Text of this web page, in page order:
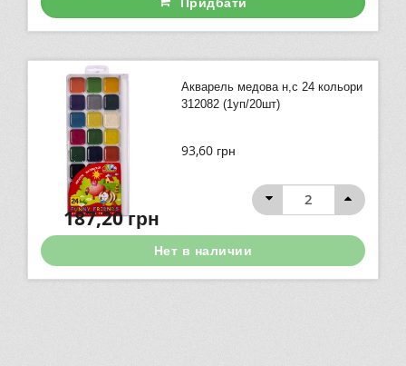
Акварель медова н,с 24 кольори
312082 (1уп/20шт)
93,60 грн
187,20грн
Нет в наличии